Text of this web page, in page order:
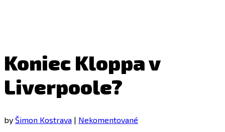
Koniec Kloppa v
Liverpoole?
by Šimon Kostrava | Nekomentované